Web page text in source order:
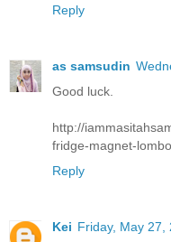
Reply
as samsudin
Good luck.
http://
fridge-magnet-
Reply
Kei Friday, May 27,